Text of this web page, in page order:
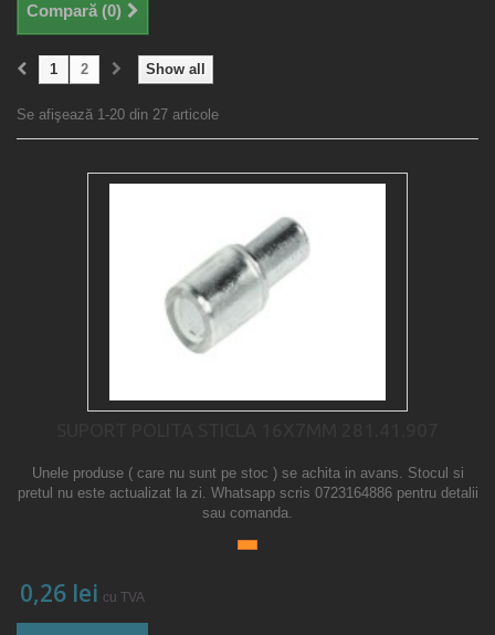
Compară (0)
Show all
1 2
Se afişează 1-20 din 27 articole
Unele produse ( care nu sunt pe stoc ) se achita in avans. Stocul si
pretul nu este actualizat la zi. Whatsapp scris 0723164886 pentru detalii
sau comanda.
0,26 lei cu TVA